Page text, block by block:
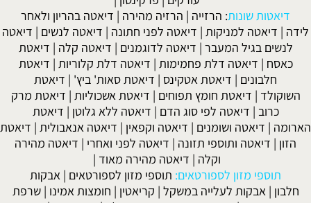
דיאטות שונות: הרזייה | הרזיה מהירה | דיאטה בהריון ולאחר
לידה | דיאטה למניקות | דיאטה לפני חתונה | דיאטה לנשים | דיאטה
לנשים בגיל המעבר | דיאטה לדוגמנים | דיאטה קלה | דיאטת
כאסח | דיאטה דלת פחמימות | דיאטה דלת קלוריות | דיאטת
חלבונים | דיאטת אטקינס | דיאטת סאות' ביץ' | דיאטת
השוקולד | דיאטת חומץ תפוחים | דיאטת אשכוליות | דיאטת מרק
כרוב | דיאטה לפי סוג הדם | דיאטה ללא גלוטן | דיאטת
הארומה | דיאטה ושומנים | דיאטה וקפאין | דיאטה אנאבולית | דיאטת
הזון | דיאטה ותוספי תזונה | דיאטה לפני ואחרי | דיאטה מהירה
וקלה | דיאטה מהירה מאוד |
תוספי מזון לספורטאים: תוספי מזון לספורטאים | אבקות
חלבון |אבקות לעלייה במשקל | קריאטין | חומצות אמינו |שרפת